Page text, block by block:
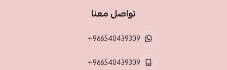
تواصل معنا
+966540439309
+966540439309